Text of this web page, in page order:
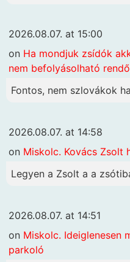
2026.08.07. at 15:00
on Ha mondjuk zsídók
nem befolyásolható
Fontos, nem szlovákok
2026.08.07. at 14:58
on Miskolc. Kovács Zsolt
Legyen a Zsolt a a
2026.08.07. at 14:51
on Miskolc. Ideiglenesen
parkoló